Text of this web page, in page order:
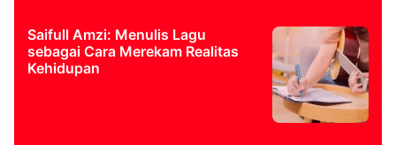
Saifull Amzi: Menulis Lagu
sebagai Cara Merekam Realitas
Kehidupan